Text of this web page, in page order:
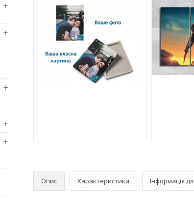
Опис Характеристики Інформація